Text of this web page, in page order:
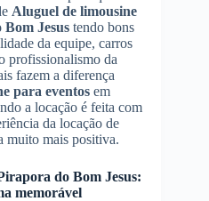
Aluguel de limousine
Jesus tendo bons
da equipe, carros
profissionalismo da
fazem a diferença
para eventos em
a locação é feita com
da locação de
muito mais positiva.
do Bom Jesus:
memorável